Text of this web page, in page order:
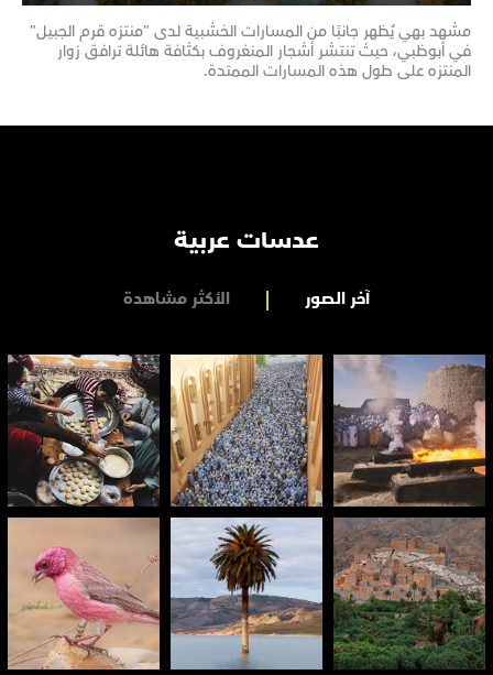
مشهد بهي يُظهر جانبًا من المسارات الخشبية لدى "منتزه قرم الجبيل"
في أبوظبي، حيث تنتشر أشجار المنغروف بكثافة هائلة ترافق زوار
المنتزه على طول هذه المسارات الممتدة.
عدسات عربية
آخر الصور الأكثر مشاهدة